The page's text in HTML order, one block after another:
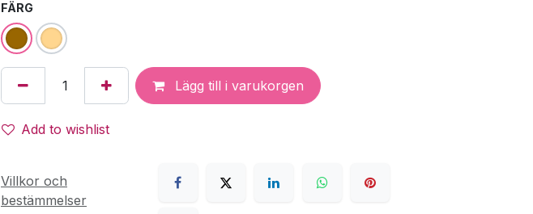
FÄRG
Lägg till i varukorgen
Add to wishlist
Villkor och
bestämmelser